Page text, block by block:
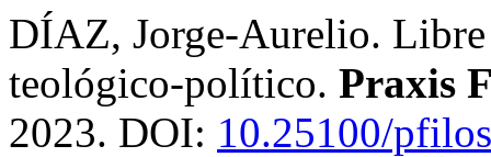
DÍAZ, Jorge-Aurelio.
teológico-político. Praxis
2023. DOI: 10.25100/